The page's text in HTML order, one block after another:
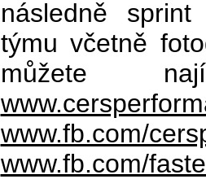
následně
týmu včetně
můžete
www.fb.com/
www.fb.com/